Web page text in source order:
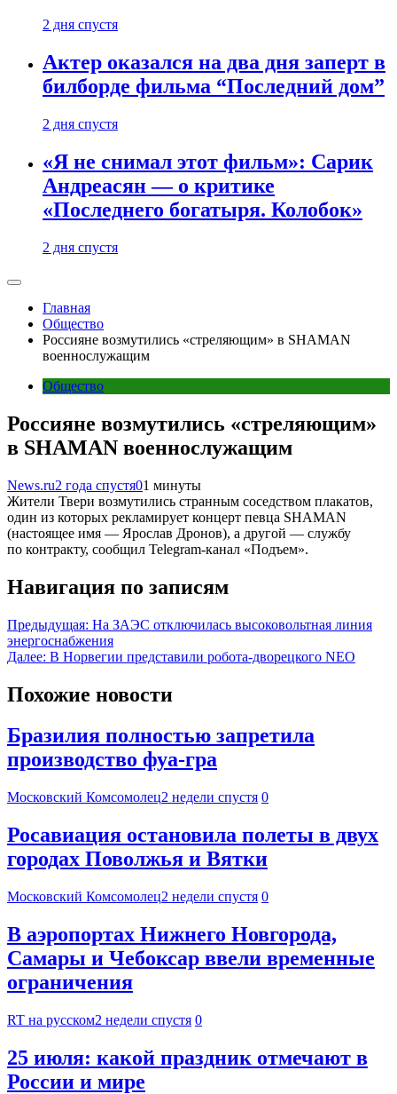
2 дня спустя
Актер оказался на два дня заперт в
билборде фильма “Последний дом”
2 дня спустя
«Я не снимал этот фильм»: Сарик
Андреасян — о критике
«Последнего богатыря. Колобок»
2 дня спустя
Главная
Общество
Россияне возмутились «стреляющим» в SHAMAN
военнослужащим
Общество
Россияне возмутились «стреляющим»
в SHAMAN военнослужащим
News.ru2 года спустя01 минуты
Жители Твери возмутились странным соседством плакатов,
один из которых рекламирует концерт певца SHAMAN
(настоящее имя — Ярослав Дронов), а другой — службу
по контракту, сообщил Telegram-канал «Подъем».
Навигация по записям
Предыдущая: На ЗАЭС отключилась высоковольтная линия
энергоснабжения
Далее: В Норвегии представили робота-дворецкого NEO
Похожие новости
Бразилия полностью запретила
производство фуа-гра
Московский Комсомолец2 недели спустя 0
Росавиация остановила полеты в двух
городах Поволжья и Вятки
Московский Комсомолец2 недели спустя 0
В аэропортах Нижнего Новгорода,
Самары и Чебоксар ввели временные
ограничения
RT на русском2 недели спустя 0
25 июля: какой праздник отмечают в
России и мире